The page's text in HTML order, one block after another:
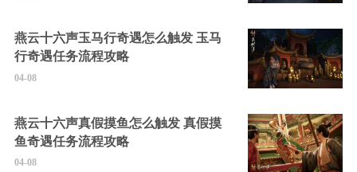
燕云十六声玉马行奇遇怎么触发 玉马
行奇遇任务流程攻略
04-08
燕云十六声真假摸鱼怎么触发 真假摸
鱼奇遇任务流程攻略
04-08